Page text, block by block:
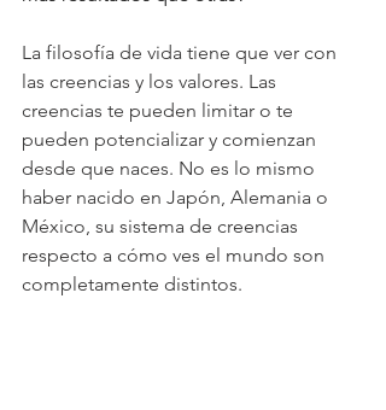
La filosofía de vida tiene que ver con
las creencias y los valores. Las
creencias te pueden limitar o te
pueden potencializar y comienzan
desde que naces. No es lo mismo
haber nacido en Japón, Alemania o
México, su sistema de creencias
respecto a cómo ves el mundo son
completamente distintos.